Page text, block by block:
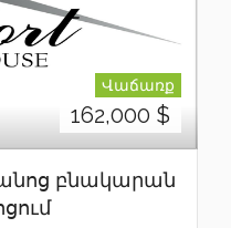
Վաճառք
162,000 $
բնակարան